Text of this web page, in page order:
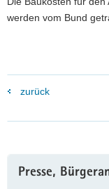
werden vom Bund
zurück
Information
Presse,